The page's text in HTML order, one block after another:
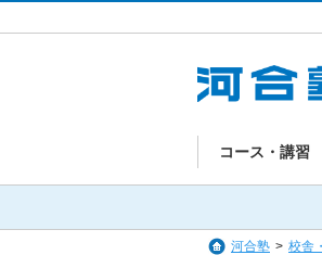
コース・講習
河合塾 > 校舎